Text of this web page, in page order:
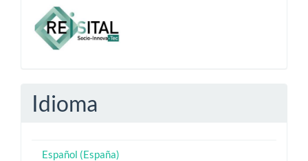
Idioma
Español (España)